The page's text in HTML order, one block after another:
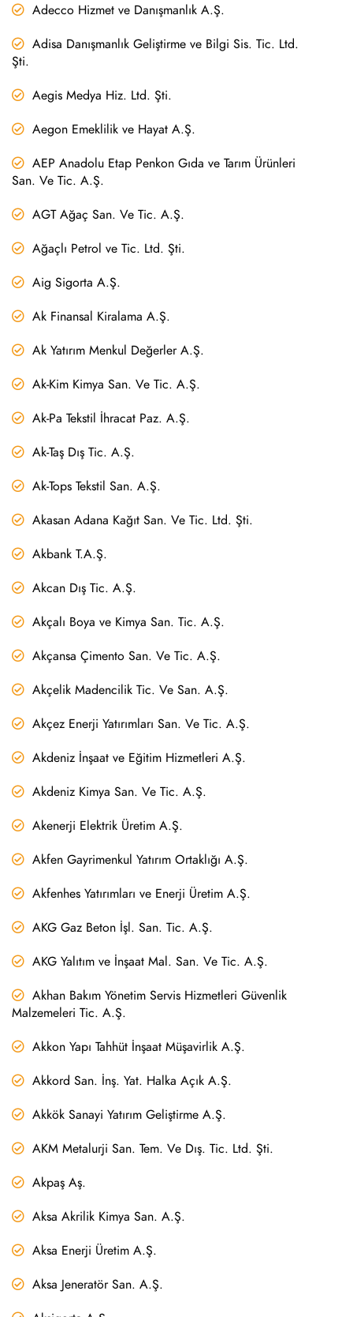
Adecco Hizmet ve Danışmanlık A.Ş.
Adisa Danışmanlık Geliştirme ve Bilgi Sis. Tic. Ltd.
Şti.
Aegis Medya Hiz. Ltd. Şti.
Aegon Emeklilik ve Hayat A.Ş.
AEP Anadolu Etap Penkon Gıda ve Tarım Ürünleri
San. Ve Tic. A.Ş.
AGT Ağaç San. Ve Tic. A.Ş.
Ağaçlı Petrol ve Tic. Ltd. Şti.
Aig Sigorta A.Ş.
Ak Finansal Kiralama A.Ş.
Ak Yatırım Menkul Değerler A.Ş.
Ak-Kim Kimya San. Ve Tic. A.Ş.
Ak-Pa Tekstil İhracat Paz. A.Ş.
Ak-Taş Dış Tic. A.Ş.
Ak-Tops Tekstil San. A.Ş.
Akasan Adana Kağıt San. Ve Tic. Ltd. Şti.
Akbank T.A.Ş.
Akcan Dış Tic. A.Ş.
Akçalı Boya ve Kimya San. Tic. A.Ş.
Akçansa Çimento San. Ve Tic. A.Ş.
Akçelik Madencilik Tic. Ve San. A.Ş.
Akçez Enerji Yatırımları San. Ve Tic. A.Ş.
Akdeniz İnşaat ve Eğitim Hizmetleri A.Ş.
Akdeniz Kimya San. Ve Tic. A.Ş.
Akenerji Elektrik Üretim A.Ş.
Akfen Gayrimenkul Yatırım Ortaklığı A.Ş.
Akfenhes Yatırımları ve Enerji Üretim A.Ş.
AKG Gaz Beton İşl. San. Tic. A.Ş.
AKG Yalıtım ve İnşaat Mal. San. Ve Tic. A.Ş.
Akhan Bakım Yönetim Servis Hizmetleri Güvenlik
Malzemeleri Tic. A.Ş.
Akkon Yapı Tahhüt İnşaat Müşavirlik A.Ş.
Akkord San. İnş. Yat. Halka Açık A.Ş.
Akkök Sanayi Yatırım Geliştirme A.Ş.
AKM Metalurji San. Tem. Ve Dış. Tic. Ltd. Şti.
Akpaş Aş.
Aksa Akrilik Kimya San. A.Ş.
Aksa Enerji Üretim A.Ş.
Aksa Jeneratör San. A.Ş.